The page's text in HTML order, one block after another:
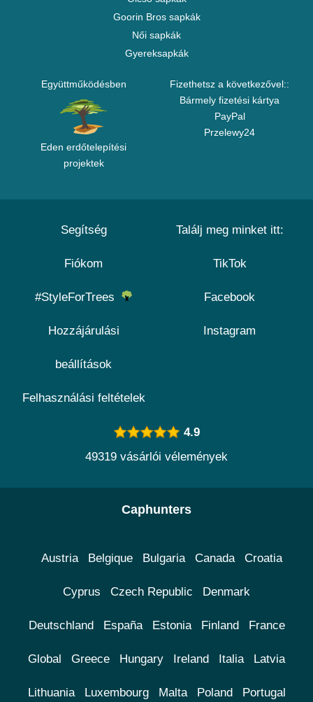
Goorin Bros sapkák
Női sapkák
Gyereksapkák
Együttműködésben
Eden erdőtelepítési
projektek
Fizethetsz a következővel::
Bármely fizetési kártya
PayPal
Przelewy24
Segítség
Fiókom
#StyleForTrees
Hozzájárulási
beállítások
Felhasználási feltételek
Találj meg minket itt:
TikTok
Facebook
Instagram
4.9
49319 vásárlói vélemények
Caphunters
Austria Belgique Bulgaria Canada Croatia
Cyprus Czech Republic Denmark
Deutschland España Estonia Finland France
Global Greece Hungary Ireland Italia Latvia
Lithuania Luxembourg Malta Poland Portugal